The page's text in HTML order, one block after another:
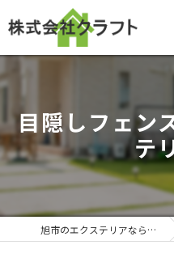
目隠しフェ
テ
旭市のエクステリアなら株式会社クラフト